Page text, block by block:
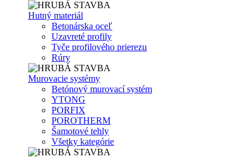
Hutný materiál
Betonárska oceľ
Uzavreté profily
Tyče profilového prierezu
Rúry
Murovacie systémy
Betónový murovací systém
YTONG
PORFIX
POROTHERM
Šamotové tehly
Všetky kategórie